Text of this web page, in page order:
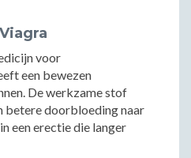
voor
een bewezen
De werkzame stof
betere doorbloeding naar
een erectie die langer